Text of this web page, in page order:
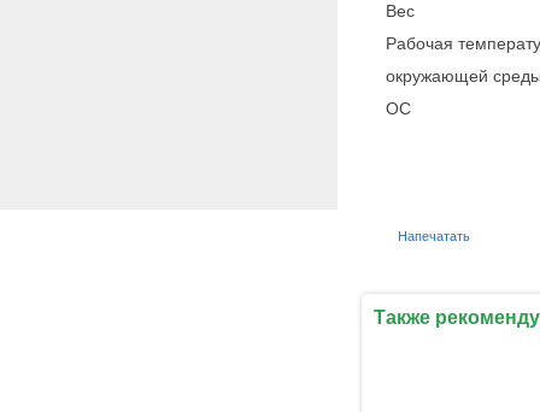
Вес
Рабочая
окружающей
ОС
Напечатать
Также